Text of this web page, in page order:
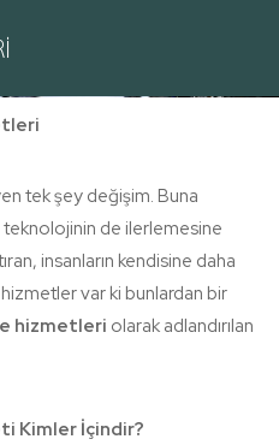
tek şey değişim. Buna
teknolojinin de ilerlemesine
insanların kendisine daha
hizmetler var ki bunlardan bir
hizmetleri olarak adlandırılan
Kimler İçindir?